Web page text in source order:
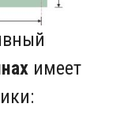
имеет